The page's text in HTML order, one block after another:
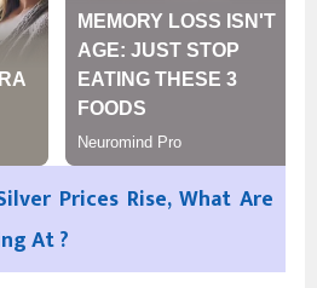
Prices Rise, What Are
At ?